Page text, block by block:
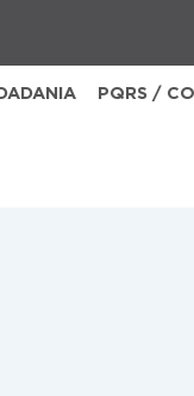
PQRS /